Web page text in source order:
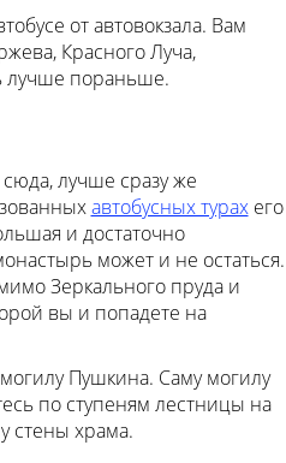
от автовокзала. Вам
Красного Луча,
лучше пораньше.
лучше сразу же
автобусных турахего
и достаточно
может и не остаться.
Зеркального пруда и
вы и попадете на
Пушкина. Саму могилу
по ступеням лестницы на
стены храма.